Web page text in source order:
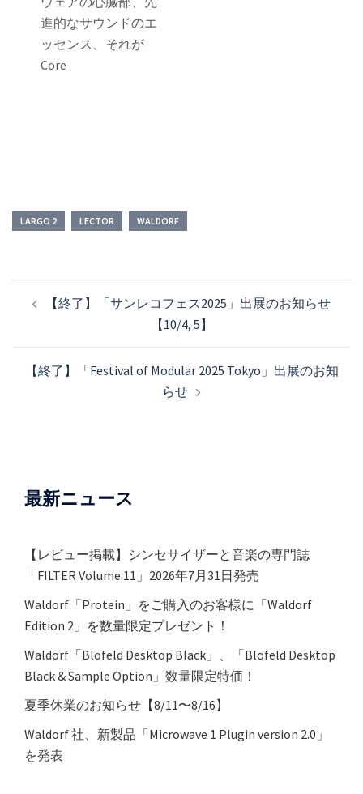
進的なサウンドのエ
ッセンス、それが
Core
LARGO 2 LECTOR WALDORF
【終了】「サンレコフェス2025」出展のお知らせ
【10/4, 5】
【終了】「Festival of Modular 2025 Tokyo」出展のお知
らせ
最新ニュース
【レビュー掲載】シンセサイザーと音楽の専門誌
「FILTER Volume.11」2026年7月31日発売
Waldorf「Protein」をご購入のお客様に「Waldorf
Edition 2」を数量限定プレゼント！
Waldorf「Blofeld Desktop Black」、「Blofeld Desktop
Black & Sample Option」数量限定特価！
夏季休業のお知らせ【8/11〜8/16】
Waldorf 社、新製品「Microwave 1 Plugin version 2.0」
を発表